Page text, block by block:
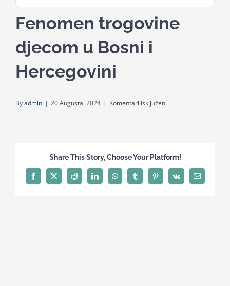
Kontakt
Search
for:
Fenomen trogovine
djecom u Bosni i
Hercegovini
Byadmin | 20 Augusta, 2024 | Komentari isključeni
Share This Story, Choose Your Platform!
Facebook
X Reddit LinkedInWhatsAppTumblrPinterest
Vk Email